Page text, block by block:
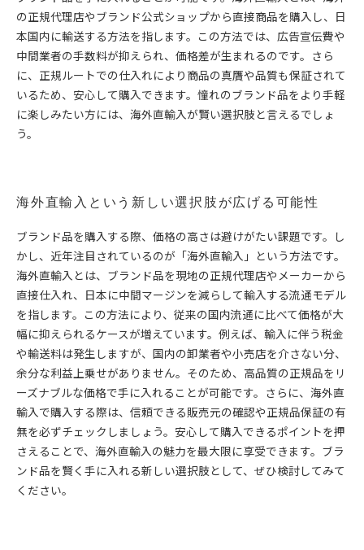
の正規代理店やブランド公式ショップから直接商品を購入し、日
本国内に輸送する方法を指します。この方法では、広告宣伝費や
中間業者の手数料が抑えられ、価格差が生まれるのです。さら
に、正規ルートでの仕入れにより商品の真贋や品質も保証されて
いるため、安心して購入できます。憧れのブランド品をより手軽
に楽しみたい方には、海外直輸入が賢い選択肢と言えるでしょ
う。
海外直輸入という新しい選択肢が広げる可能性
ブランド品を購入する際、価格の高さは避けがたい課題です。し
かし、近年注目されているのが「海外直輸入」という方法です。
海外直輸入とは、ブランド品を現地の正規代理店やメーカーから
直接仕入れ、日本に中間マージンを減らして輸入する流通モデル
を指します。この方法により、従来の国内流通に比べて価格が大
幅に抑えられるケースが増えています。例えば、輸入に伴う税金
や輸送料は発生しますが、国内の卸業者や小売店を介さない分、
余分な利益上乗せがありません。そのため、高品質の正規品をリ
ーズナブルな価格で手に入れることが可能です。さらに、海外直
輸入で購入する際は、信頼できる販売元の確認や正規品保証の有
無を必ずチェックしましょう。安心して購入できるポイントを押
さえることで、海外直輸入の魅力を最大限に享受できます。ブラ
ンド品を賢く手に入れる新しい選択肢として、ぜひ検討してみて
ください。